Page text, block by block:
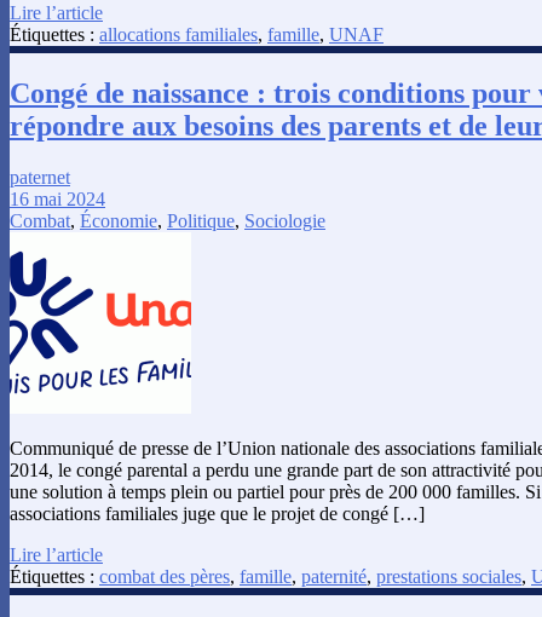
Lire l’article
Étiquettes : allocations familiales, famille, UNAF
Congé de naissance : trois conditions
répondre aux besoins des parents et de
paternet
16 mai 2024
Combat, Économie, Politique, Sociologie
Communiqué de presse de l’Union nationale des associations
2014, le congé parental a perdu une grande part de son attractivité
une solution à temps plein ou partiel pour près de 200 000 familles.
associations familiales juge que le projet de congé […]
Lire l’article
Étiquettes : combat des pères, famille, paternité, prestations sociales,